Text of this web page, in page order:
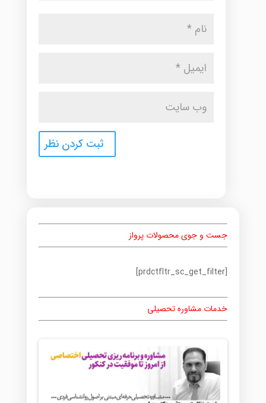
جست و جوی محصولات پرواز
[prdctfltr_sc_get_filter]
خدمات مشاوره تحصیلی